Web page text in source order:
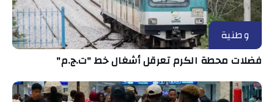
وطنية
فضلات محطة الكرم تعرقل أشغال خط "ت.ج.م"